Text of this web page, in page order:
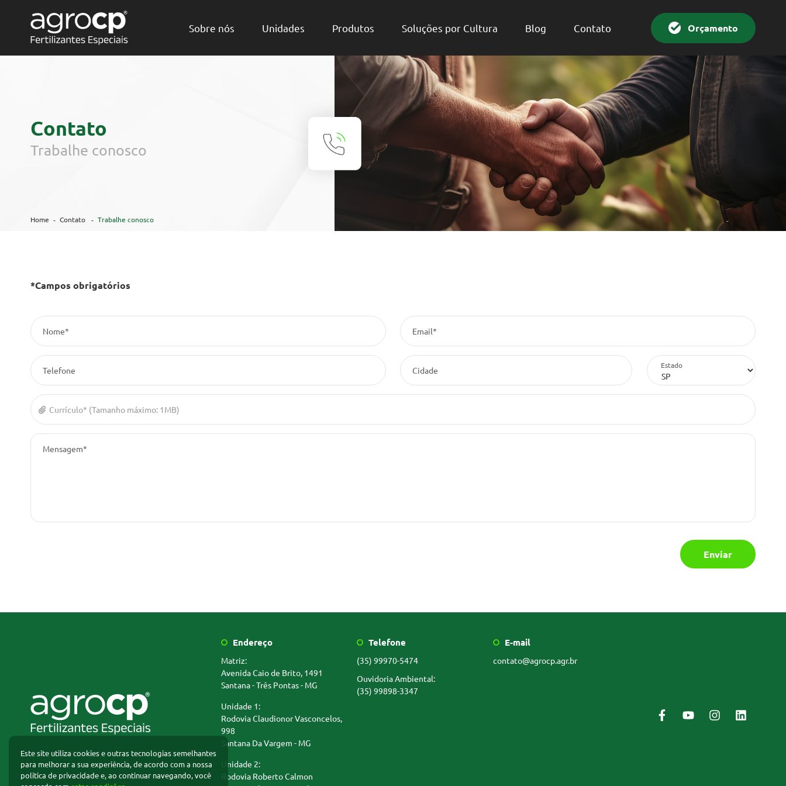
Sobre nós Unidades Produtos Soluções por Cultura Blog Contato Orçamento
Contato
Trabalhe conosco
Home Contato Trabalhe conosco
*Campos obrigatórios
Nome* Email*
Telefone Cidade Estado
Currículo* (Tamanho máximo: 1MB)
Mensagem*
Endereço
Matriz:
Avenida Caio de Brito, 1491
Santana - Três Pontas - MG
Unidade 1:
Rodovia Claudionor Vasconcelos,
998
Santana Da Vargem - MG
Unidade 2:
Rodovia Roberto Calmon
Telefone
(35) 99970-5474
Ouvidoria Ambiental:
(35) 99898-3347
E-mail
contato@agrocp.agr.br
Este site utiliza cookies e outras tecnologias semelhantes
para melhorar a sua experiência, de acordo com a nossa
polí­tica de privacidade e, ao continuar navegando, você